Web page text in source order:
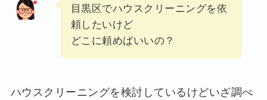
目黒区でハウスクリーニングを依
頼したいけど
どこに頼めばいいの？
ハウスクリーニングを検討しているけどいざ調べ